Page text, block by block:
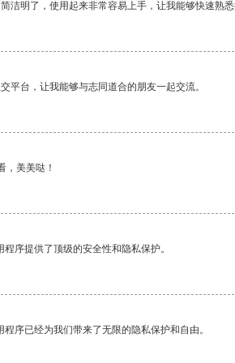
洁明了，使用起来非常容易上手，让我能够快速熟
平台，让我能够与志同道合的朋友一起交流。
，美美哒！
序提供了顶级的安全性和隐私保护。
序已经为我们带来了无限的隐私保护和自由。